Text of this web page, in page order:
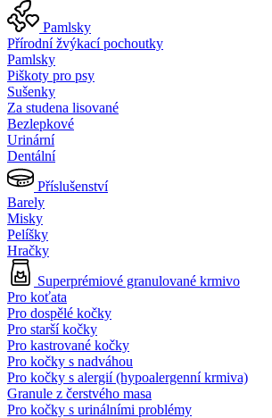
Pamlsky
Přírodní žvýkací pochoutky
Pamlsky
Piškoty pro psy
Sušenky
Za studena lisované
Bezlepkové
Urinární
Dentální
Příslušenství
Barely
Misky
Pelíšky
Hračky
Superprémiové granulované krmivo
Pro koťata
Pro dospělé kočky
Pro starší kočky
Pro kastrované kočky
Pro kočky s nadváhou
Pro kočky s alergií (hypoalergenní krmiva)
Granule z čerstvého masa
Pro kočky s urinálními problémy